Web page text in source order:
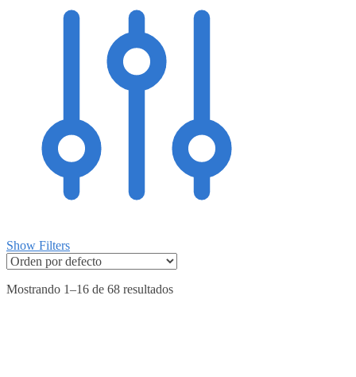
Show Filters
Mostrando 1–16 de 68 resultados